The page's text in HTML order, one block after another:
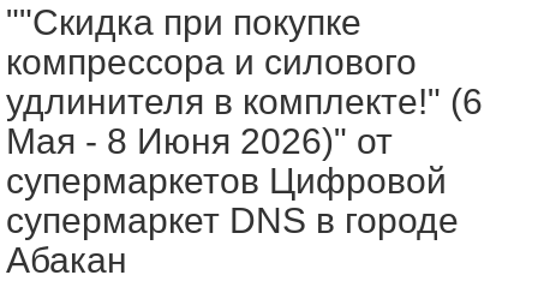
""Скидка при покупке
компрессора и силового
удлинителя в комплекте!" (6
Мая - 8 Июня 2026)" от
супермаркетов Цифровой
супермаркет DNS в городе
Абакан